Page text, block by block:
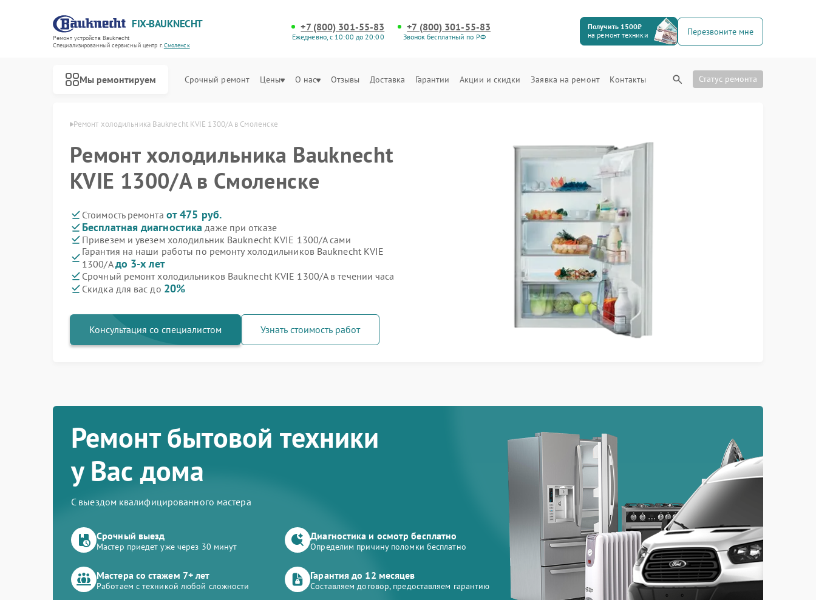
FIX-BAUKNECHT
Ремонт устройств Bauknecht
Специализированный cервисный центр г.Смоленск
+7 (800) 301-55-83
Ежедневно, с 10:00 до 20:00
+7 (800) 301-55-83
Звонок бесплатный по РФ
Получить 1500₽
на ремонт техники
Перезвоните мне
Мы ремонтируем Срочный ремонт Цены О нас Отзывы Доставка Гарантии Акции и скидки Заявка на ремонт Контакты Статус ремонта
Ремонт холодильника Bauknecht KVIE 1300/A в Смоленске
Ремонт холодильника Bauknecht
KVIE 1300/A в Смоленске
Стоимость ремонта от 475 руб.
Бесплатная диагностика даже при отказе
Привезем и увезем холодильник Bauknecht KVIE 1300/A сами
Гарантия на наши работы по ремонту холодильников Bauknecht KVIE
1300/Aдо 3-х лет
Срочный ремонт холодильников Bauknecht KVIE 1300/A в течении часа
Скидка для вас до 20%
Консультация со специалистом Узнать стоимость работ
Ремонт бытовой техники
у Вас дома
С выездом квалифицированного мастера
Срочный выезд
Мастер приедет уже через 30 минут
Диагностика и осмотр бесплатно
Определим причину поломки бесплатно
Мастера со стажем 7+ лет
Работаем с техникой любой сложности
Гарантия до 12 месяцев
Составляем договор, предоставляем гарантию